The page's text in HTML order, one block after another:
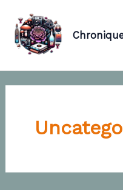
contenu